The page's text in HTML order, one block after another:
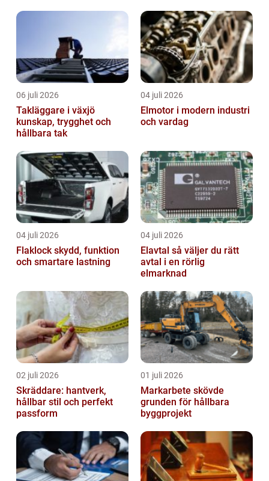
06 juli 2026
Takläggare i växjö
kunskap, trygghet och
hållbara tak
04 juli 2026
Elmotor i modern industri
och vardag
04 juli 2026
Flaklock skydd, funktion
och smartare lastning
04 juli 2026
Elavtal så väljer du rätt
avtal i en rörlig
elmarknad
02 juli 2026
Skräddare: hantverk,
hållbar stil och perfekt
passform
01 juli 2026
Markarbete skövde
grunden för hållbara
byggprojekt